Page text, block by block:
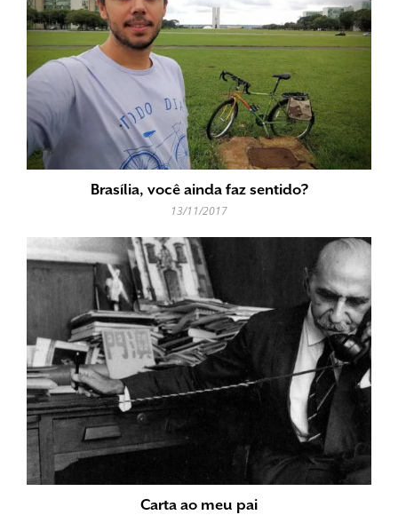
Brasília, você ainda faz sentido?
13/11/2017
Carta ao meu pai